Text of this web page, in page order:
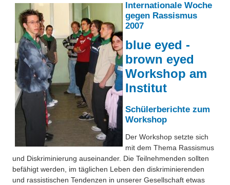
Berufsinformation
Über uns
Besonderheiten
Projekte
Eduthek
Benzolring online
Der Institutskalender
QM-Zertifizierung nach SGB III / AZAV
Preisrätsel
Unsere Linktipps
Pressearchiv
Benzolring-Archiv
Internationale Woche
gegen Rassismus
2007
blue eyed -
brown eyed
Workshop am
Institut
Schülerberichte zum
Workshop
Der Workshop setzte sich
mit dem Thema Rassismus
und Diskriminierung auseinander. Die Teilnehmenden sollten
befähigt werden, im täglichen Leben den diskriminierenden
und rassistischen Tendenzen in unserer Gesellschaft etwas